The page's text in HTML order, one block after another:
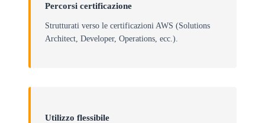
Percorsi certificazione
Strutturati verso le certificazioni AWS (Solutions
Architect, Developer, Operations, ecc.).
Utilizzo flessibile